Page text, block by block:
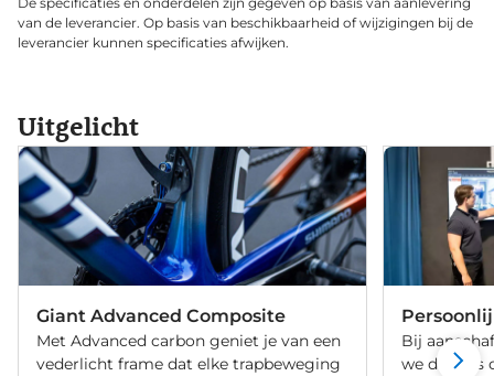
van de leverancier. Op basis van beschikbaarheid of wijzigingen bij de
leverancier kunnen specificaties afwijken.
Uitgelicht
Giant Advanced Composite
Met Advanced carbon geniet je van een
vederlicht frame dat elke trapbeweging
Bij
we de fiets